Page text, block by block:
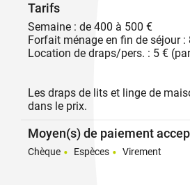
Tarifs
Semaine : de 400 à 500 €
Forfait ménage en fin de séjour :
Location de draps/pers. : 5 €
Les draps de lits et linge de
dans le prix.
Moyen(s) de paiement
Chèque Espèces Virement